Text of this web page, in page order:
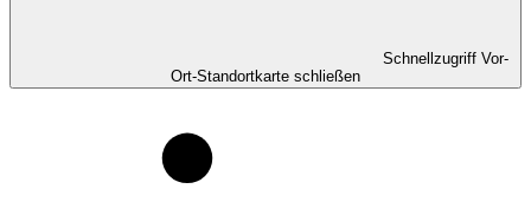
Schnellzugriff Vor-
Ort-Standortkarte schließen